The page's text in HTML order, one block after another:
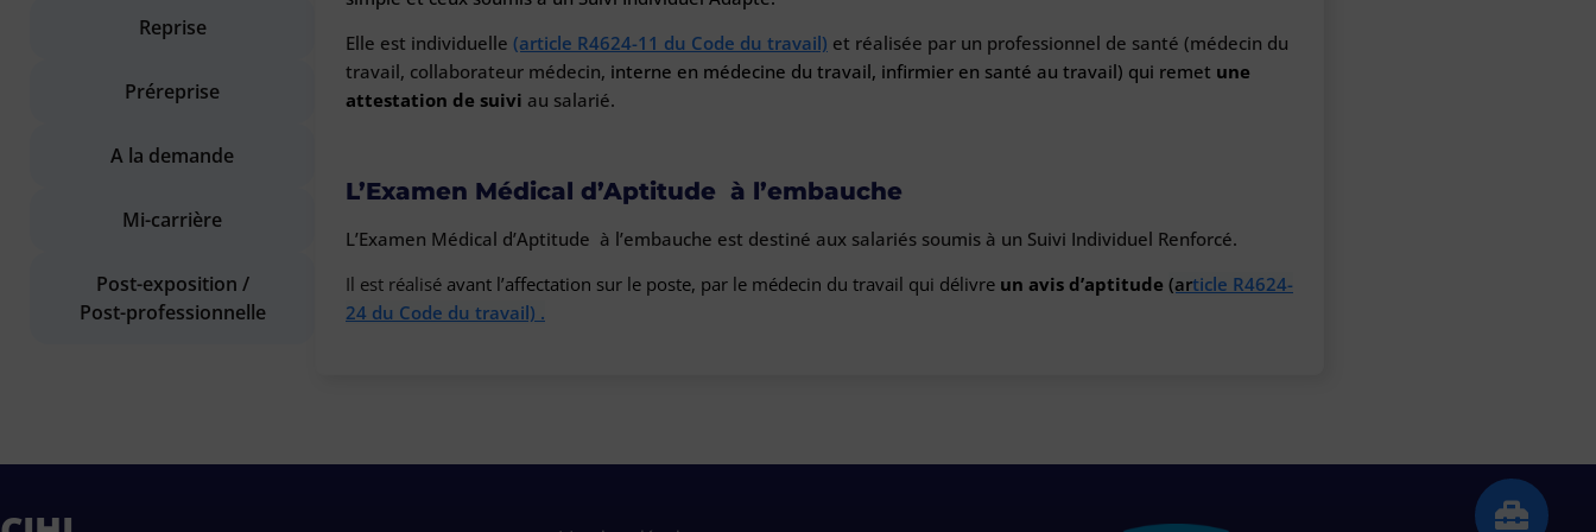
Reprise
Préreprise
A la demande
Mi-carrière
Post-exposition /
Post-professionnelle
Elle est individuelle (article R4624-11 du Code du travail) et réalisée par un professionnel de santé (médecin du
travail, collaborateur médecin, interne en médecine du travail, infirmier en santé au travail) qui remet une
attestation de suivi au salarié.
L’Examen Médical d’Aptitude à l’embauche
L’Examen Médical d’Aptitude à l’embauche est destiné aux salariés soumis à un Suivi Individuel Renforcé.
Il est réalisé avant l’affectation sur le poste, par le médecin du travail qui délivre un avis d’aptitude (article R4624-
24 du Code du travail) .